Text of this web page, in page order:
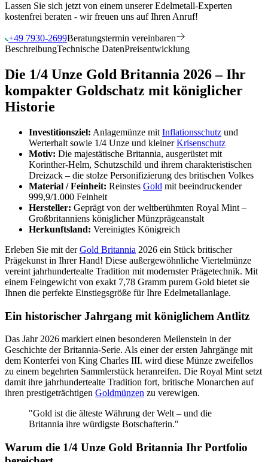
Lassen Sie sich jetzt von einem unserer Edelmetall-Experten
kostenfrei beraten - wir freuen uns auf Ihren Anruf!
+49 7930-2699Beratungstermin vereinbaren
BeschreibungTechnische DatenPreisentwicklung
Die 1/4 Unze Gold Britannia 2026 – Ihr
kompakter Goldschatz mit königlicher
Historie
Investitionsziel: Anlagemünze mit Inflationsschutz und
Werterhalt sowie 1/4 Unze und kleinerKrisenschutz
Motiv: Die majestätische Britannia, ausgerüstet mit
Korinther-Helm, Schutzschild und ihrem charakteristischen
Dreizack – die stolze Personifizierung des britischen Volkes
Material / Feinheit: Reinstes Gold mit beeindruckender
999,9/1.000 Feinheit
Hersteller: Geprägt von der weltberühmten Royal Mint –
Großbritanniens königlicher Münzprägeanstalt
Herkunftsland: Vereinigtes Königreich
Erleben Sie mit derGold Britannia 2026 ein Stück britischer
Prägekunst in Ihrer Hand! Diese außergewöhnliche Viertelmünze
vereint jahrhundertealte Tradition mit modernster Prägetechnik. Mit
einem Feingewicht von exakt 7,78 Gramm purem Gold bietet sie
Ihnen die perfekte Einstiegsgröße für Ihre Edelmetallanlage.
Ein historischer Jahrgang mit königlichem Antlitz
Das Jahr 2026 markiert einen besonderen Meilenstein in der
Geschichte der Britannia-Serie. Als einer der ersten Jahrgänge mit
dem Konterfei von King Charles III. wird diese Münze zweifellos
zu einem begehrten Sammlerstück heranreifen. Die Royal Mint setzt
damit ihre jahrhundertealte Tradition fort, britische Monarchen auf
ihren prestigeträchtigen Goldmünzen zu verewigen.
"Gold ist die älteste Währung der Welt – und die
Britannia ihre würdigste Botschafterin."
Warum die 1/4 Unze Gold Britannia Ihr Portfolio